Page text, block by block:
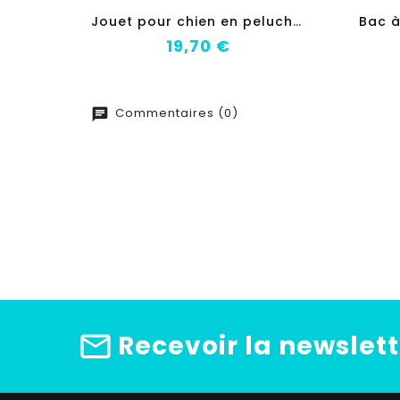
J
ouet pour chien en peluche Trixie Polyester Tissu Peluche Papier Crunch Ours 28 cm
Prix
19,70 €
Commentaires (0)
Recevoir la